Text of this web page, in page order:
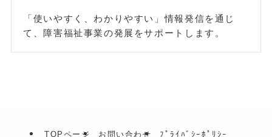
「使いやすく、わかりやすい」情報発信を通じ
て、障害福祉事業の発展をサポートします。
TOPページ お問い合わせ ﾌﾟﾗｲﾊﾞｼｰﾎﾟﾘｼｰ